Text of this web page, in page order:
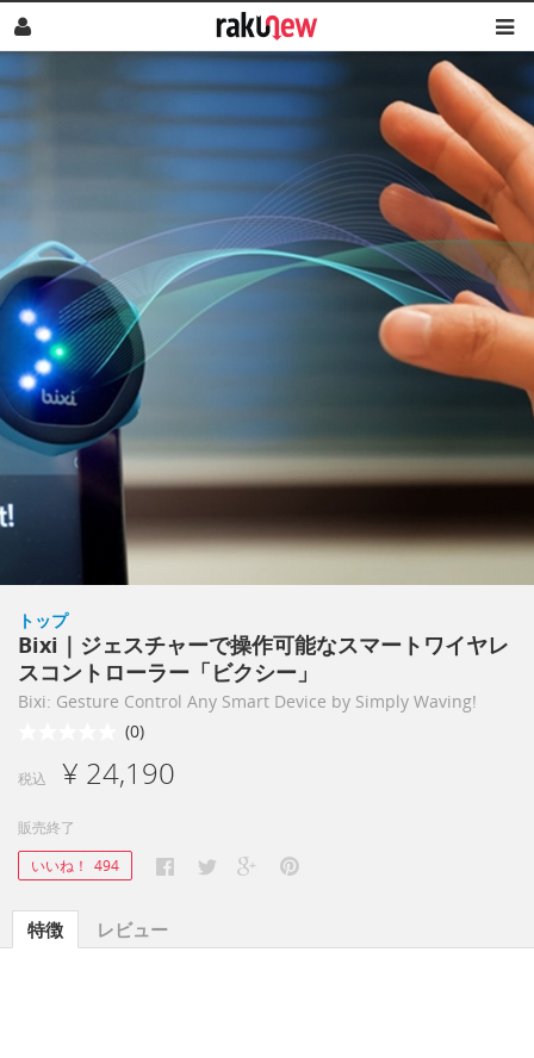
トップ
Bixi｜ジェスチャーで操作可能なスマートワイヤレ
スコントローラー「ビクシー」
Bixi: Gesture Control Any Smart Device by Simply Waving!
(0)
税込 ¥ 24,190
販売終了
いいね！ 494
特徴 レビュー